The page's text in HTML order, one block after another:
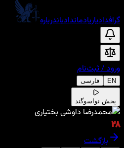
گرافدادیاریادماندادباندرباره
ورود/ثبت‌نام
EN فارسی
پخش نوا سوگند
۲۸
بازگشت